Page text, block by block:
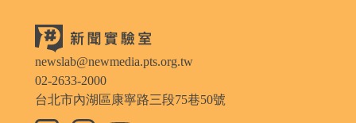
newslab@newmedia.pts.org.tw
02-2633-2000
台北市內湖區康寧路三段75巷50號